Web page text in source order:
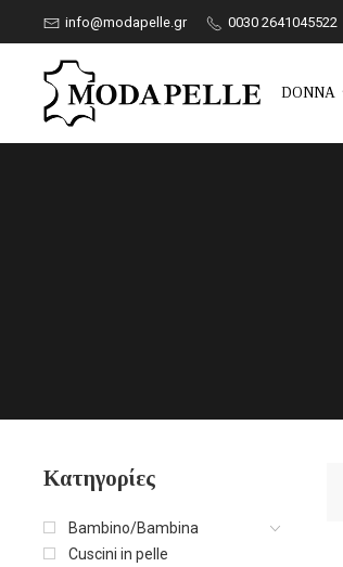
info@modapelle.gr 0030 2641045522
DONNA
Κατηγορίες
Bambino/Bambina
Cuscini in pelle